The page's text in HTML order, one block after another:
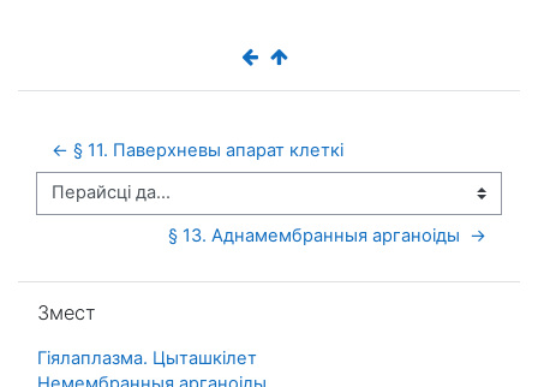
← § 11. Паверхневы апарат клеткі
Перайсці да...
§ 13. Аднамембранныя арганоіды  →
Змест
Гіялаплазма. Цыташкілет